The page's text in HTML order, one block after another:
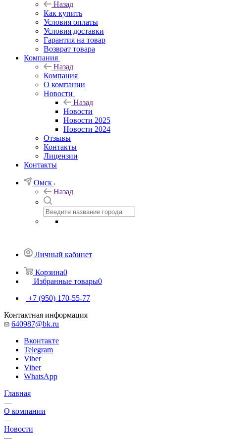
Назад
Как купить
Условия оплаты
Условия доставки
Гарантия на товар
Возврат товара
Компания
Назад
Компания
О компании
Новости
Назад
Новости
Новости 2025
Новости 2024
Отзывы
Контакты
Лицензии
Контакты
Омск
Назад
Личный кабинет
Корзина0
Избранные товары0
+7 (950) 170-55-77
Контактная информация
640987@bk.ru
Вконтакте
Telegram
Viber
Viber
WhatsApp
Главная
—
О компании
—
Новости
—